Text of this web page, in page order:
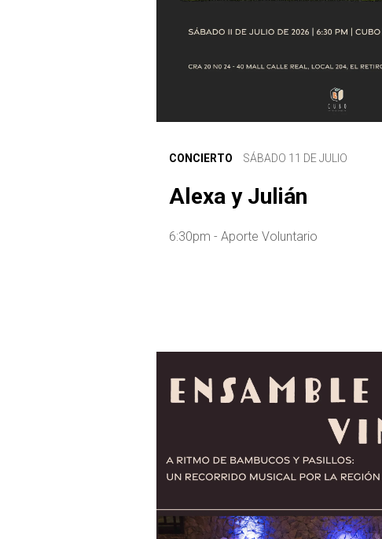
CONCIERTO SÁBADO 11 DE JULIO
Alexa y Julián
6:30pm - Aporte Voluntario